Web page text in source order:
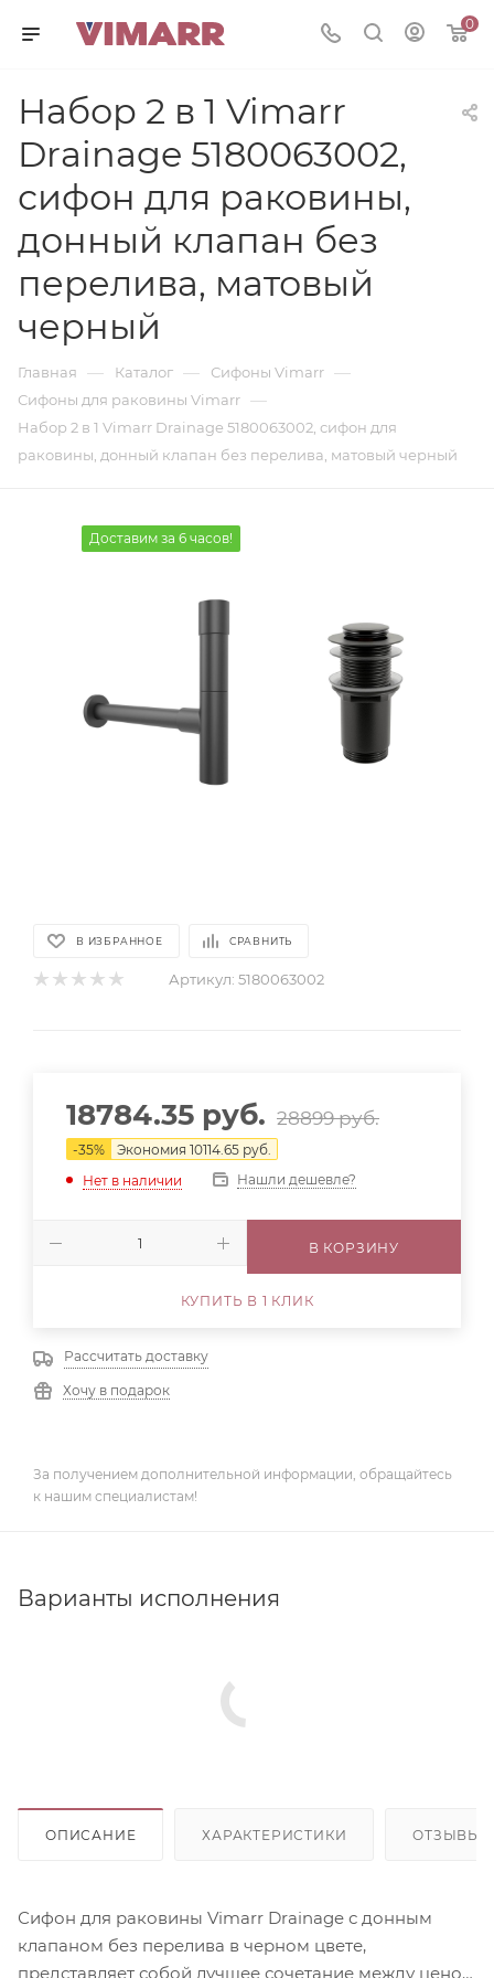
0
Набор 2 в 1 Vimarr
Drainage 5180063002,
сифон для раковины,
донный клапан без
перелива, матовый
черный
Главная — Каталог — Сифоны Vimarr —
Сифоны для раковины Vimarr —
Набор 2 в 1 Vimarr Drainage 5180063002, сифон для
раковины, донный клапан без перелива, матовый черный
Доставим за 6 часов!
В ИЗБРАННОЕ СРАВНИТЬ
Артикул: 5180063002
18784.35 руб. 28899руб.
-35% Экономия 10114.65 руб.
Нет в наличии
Нашли дешевле?
В КОРЗИНУ
КУПИТЬ В 1 КЛИК
Рассчитать доставку
Хочу в подарок
За получением дополнительной информации, обращайтесь
к нашим специалистам!
Варианты исполнения
ОПИСАНИЕ ХАРАКТЕРИСТИКИ ОТЗЫВЫ
Сифон для раковины Vimarr Drainage с донным
клапаном без перелива в черном цвете,
представляет собой лучшее сочетание между ценой